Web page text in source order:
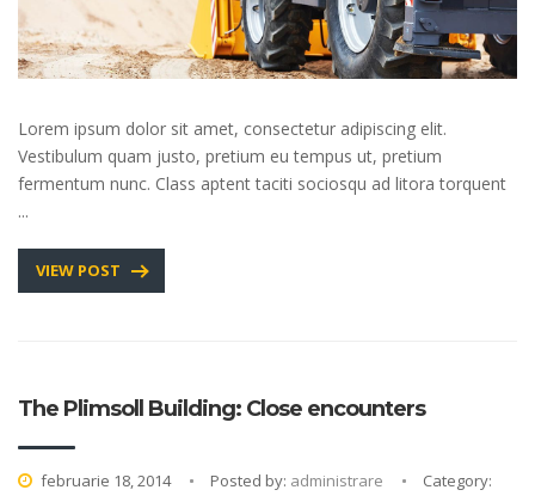
Lorem ipsum dolor sit amet, consectetur adipiscing elit.
Vestibulum quam justo, pretium eu tempus ut, pretium
fermentum nunc. Class aptent taciti sociosqu ad litora torquent
...
VIEW POST
The Plimsoll Building: Close encounters
februarie 18, 2014 Posted by: administrare
Category: